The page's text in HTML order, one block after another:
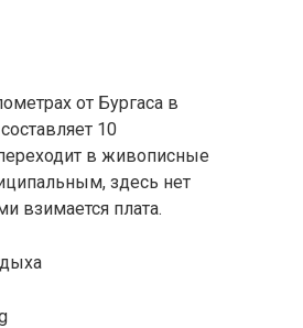
от Бургаса в
10
в живописные
здесь нет
взимается плата.